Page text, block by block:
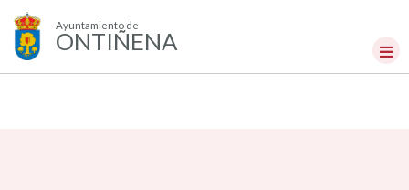
Ayuntamiento de
ONTIÑENA